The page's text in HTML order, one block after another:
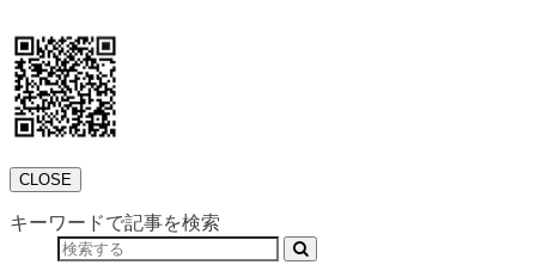
CLOSE
キーワードで記事を検索